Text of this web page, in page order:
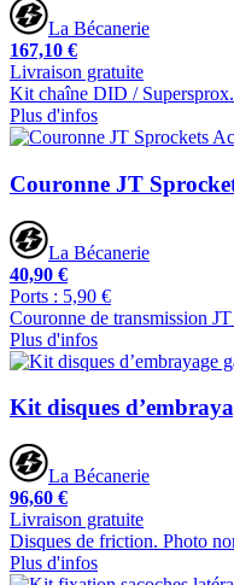
La Bécanerie
167,10 €
Livraison gratuite
Kit chaîne DID / Supersprox.
Plus d'infos
Couronne JT
La Bécanerie
40,90 €
Ports : 5,90 €
Couronne de transmission
Plus d'infos
Kit disques
La Bécanerie
96,60 €
Livraison gratuite
Disques de friction. Photo
Plus d'infos